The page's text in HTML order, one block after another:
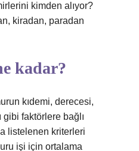
kimden alıyor?
kiradan, paradan
kadar?
kıdemi, derecesi,
gibi faktörlere bağlı
listelenen kriterleri
işi için ortalama